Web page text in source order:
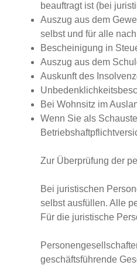
beauftragt ist (bei
Auszug aus dem
selbst und für alle
Bescheinigung in
Auszug aus dem
Auskunft des
Bei Wohnsitz im
Wenn Sie als
Zur Überprüfung der
Bei juristischen
selbst ausfüllen. Alle
Für die juristische
geschäftsführende